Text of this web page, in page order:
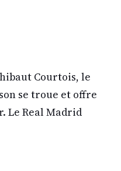
Courtois, le
se troue et offre
Le Real Madrid